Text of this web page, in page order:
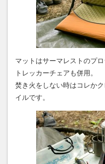
マットはサーマレストのプ
トレッカーチェアも併用。
焚き火をしない時はコレか
イルです。